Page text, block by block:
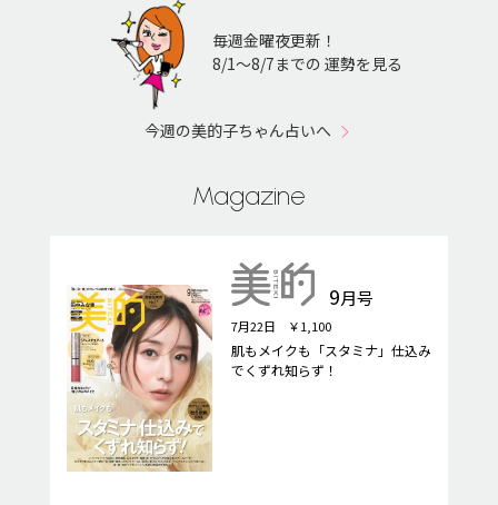
毎週金曜夜更新！
8/1〜8/7までの 運勢を見る
今週の美的子ちゃん占いへ
Magazine
9月号
7月22日 ￥1,100
肌もメイクも「スタミナ」仕込み
でくずれ知らず！